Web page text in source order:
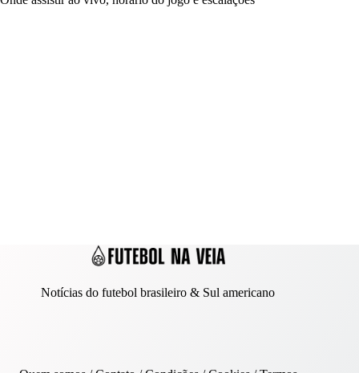
Notícias do futebol brasileiro & Sul americano